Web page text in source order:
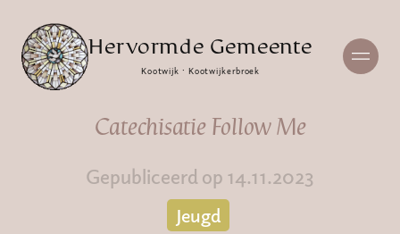
Hervormde Gemeente
Kootwijk · Kootwijkerbroek
Catechisatie Follow Me
Gepubliceerd op 14.11.2023
Jeugd